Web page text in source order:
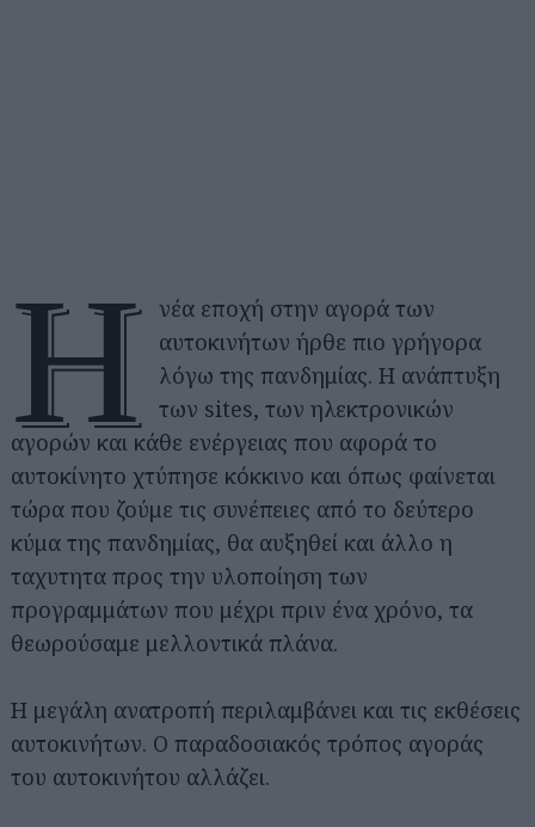
Η
νέα εποχή στην αγορά των
αυτοκινήτων ήρθε πιο γρήγορα
λόγω της πανδημίας. Η ανάπτυξη
των sites, των ηλεκτρονικών
αγορών και κάθε ενέργειας που αφορά το
αυτοκίνητο χτύπησε κόκκινο και όπως φαίνεται
τώρα που ζούμε τις συνέπειες από το δεύτερο
κύμα της πανδημίας, θα αυξηθεί και άλλο η
ταχυτητα προς την υλοποίηση των
προγραμμάτων που μέχρι πριν ένα χρόνο, τα
θεωρούσαμε μελλοντικά πλάνα.
Η μεγάλη ανατροπή περιλαμβάνει και τις εκθέσεις
αυτοκινήτων. Ο παραδοσιακός τρόπος αγοράς
του αυτοκινήτου αλλάζει.